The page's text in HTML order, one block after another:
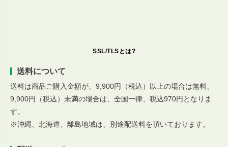
SSL/TLSとは?
送料について
送料は商品ご購入金額が、9,900円（税込）以上の場合は無料、
9,900円（税込）未満の場合は、全国一律、税込970円となりま
す。
※沖縄、北海道、離島地域は、別途配送料を頂いております。